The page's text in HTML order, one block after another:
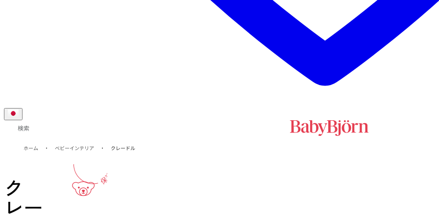
検索
ホーム ベビーインテリア クレードル
ク
レー
1-年
保証